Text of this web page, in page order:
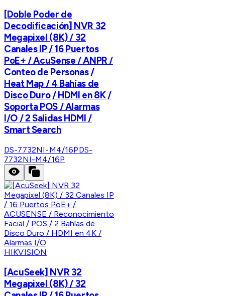
[Doble Poder de
Decodificación] NVR 32
Megapixel (8K) / 32
Canales IP / 16 Puertos
PoE+ / AcuSense / ANPR /
Conteo de Personas /
Heat Map / 4 Bahías de
Disco Duro / HDMI en 8K /
Soporta POS / Alarmas
I/O / 2 Salidas HDMI /
Smart Search
DS-7732NI-M4/16PDS-
7732NI-M4/16P
HIKVISION
[AcuSeek] NVR 32
Megapixel (8K) / 32